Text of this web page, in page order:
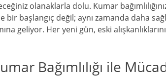
olanaklarla dolu. Kumar
bir başlangıç değil; aynı zamanda daha
geliyor. Her yeni gün, eski
Bağımlılığı ile